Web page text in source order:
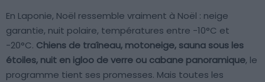
En Laponie, Noël ressemble vraiment à Noël : neige
garantie, nuit polaire, températures entre -10°C et
-20°C. Chiens de traîneau, motoneige, sauna sous les
étoiles, nuit en igloo de verre ou cabane panoramique, le
programme tient ses promesses. Mais toutes les